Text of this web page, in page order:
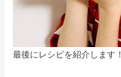
最後にレシピを紹介します！